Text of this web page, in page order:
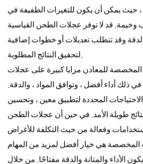
، حيث يمكن أن يكون للتغيرات الطفيفة في
وخيمة. قد لا توفر عجلات الطحن القياسية
وقد تتطلب تعديلات أو خطوات إضافية
للمعادن مزايا كبيرة على عجلات
ذلك أداء أفضل ، وتوافق المواد ، والدقة.
المحددة لتطبيق معين ، وتحسين
نتائج طويلة الأمد. في حين أن عجلات الطحن
وفعالة من حيث التكلفة للأغراض
المخصصة هي خيار أفضل لمزيد من المهام
الأداء والمتانة والدقة مفتاحًا. من خلال